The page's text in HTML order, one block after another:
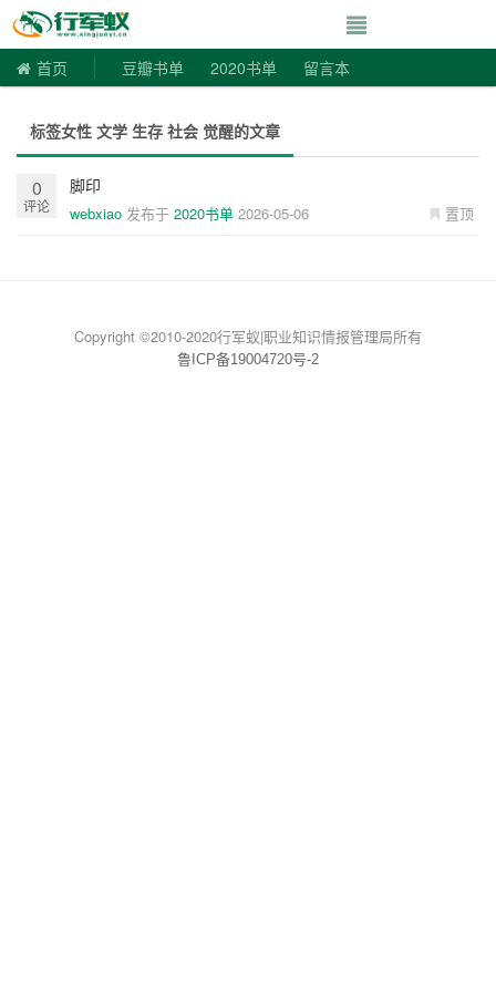
寻书令|走向自
首页 豆瓣书单 2020书单 留言本
标签女性 文学 生存 社会 觉醒的文章
0
评论
脚印
置顶
webxiao 发布于 2020书单 2026-05-06
Copyright ©2010-2020行军蚁|职业知识情报管理局所有
鲁ICP备19004720号-2